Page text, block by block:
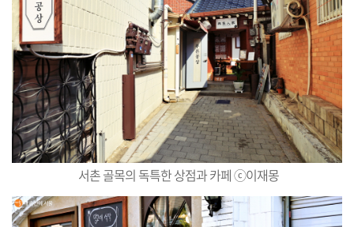
서촌 골목의 독특한 상점과 카페 ⓒ이재몽